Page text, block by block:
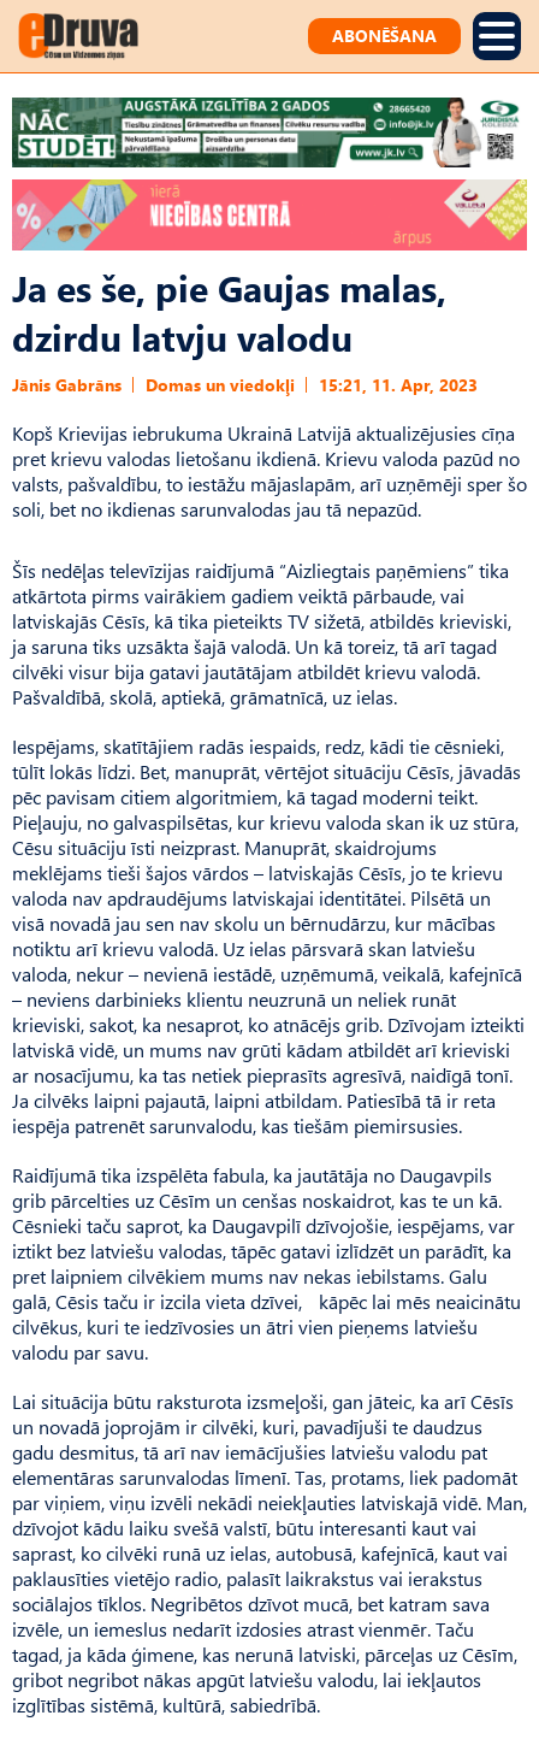
ABONĒŠANA
Ja es še, pie Gaujas malas,
dzirdu latvju valodu
Jānis Gabrāns Domas un viedokļi 15:21, 11. Apr, 2023
Kopš Krievijas iebrukuma Ukrainā Latvijā aktualizējusies cīņa
pret krievu valodas lietošanu ikdienā. Krievu valoda pazūd no
valsts, pašvaldību, to iestāžu mājaslapām, arī uzņēmēji sper šo
soli, bet no ikdienas sarunvalodas jau tā nepazūd.
Šīs nedēļas televīzijas raidījumā “Aizliegtais paņēmiens” tika
atkārtota pirms vairākiem gadiem veiktā pārbaude, vai
latviskajās Cēsīs, kā tika pieteikts TV sižetā, atbildēs krieviski,
ja saruna tiks uzsākta šajā valodā. Un kā toreiz, tā arī tagad
cilvēki visur bija gatavi jautātājam atbildēt krievu valodā.
Pašvaldībā, skolā, aptiekā, grāmatnīcā, uz ielas.
Iespējams, skatītājiem radās iespaids, redz, kādi tie cēsnieki,
tūlīt lokās līdzi. Bet, manuprāt, vērtējot situāciju Cēsīs, jāvadās
pēc pavisam citiem algoritmiem, kā tagad moderni teikt.
Pieļauju, no galvaspilsētas, kur krievu valoda skan ik uz stūra,
Cēsu situ­āciju īsti neizprast. Manuprāt, skaidrojums
meklējams tieši šajos vārdos – latviskajās Cēsīs, jo te krievu
valoda nav apdraudējums latviskajai identitātei. Pilsētā un
visā novadā jau sen nav skolu un bērnudārzu, kur mācības
notiktu arī krievu valodā. Uz ielas pārsvarā skan latviešu
valoda, nekur – nevienā iestādē, uzņēmumā, veikalā, kafejnīcā
– neviens darbinieks klientu neuzrunā un neliek runāt
krieviski, sakot, ka nesaprot, ko atnācējs grib. Dzīvojam izteikti
latviskā vidē, un mums nav grūti kādam atbildēt arī krieviski
ar nosacījumu, ka tas netiek pieprasīts agresīvā, naidīgā tonī.
Ja cilvēks laipni pajautā, laipni atbildam. Patiesībā tā ir reta
iespēja patrenēt sarunvalodu, kas tiešām piemirsusies.
Raidījumā tika izspēlēta fabula, ka jautātāja no Daugavpils
grib pārcelties uz Cēsīm un cenšas noskaidrot, kas te un kā.
Cēsnieki taču saprot, ka Daugavpilī dzīvojošie, iespējams, var
iztikt bez latviešu valodas, tāpēc gatavi izlīdzēt un parādīt, ka
pret laipniem cilvēkiem mums nav nekas iebilstams. Galu
galā, Cēsis taču ir izcila vieta dzīvei, kāpēc lai mēs neaicinātu
cilvēkus, kuri te iedzīvosies un ātri vien pieņems latviešu
valodu par savu.
Lai situācija būtu raksturota izsmeļoši, gan jāteic, ka arī Cēsīs
un novadā joprojām ir cilvēki, kuri, pavadījuši te daudzus
gadu desmitus, tā arī nav iemācījušies latviešu valodu pat
elementāras sarunvalodas līmenī. Tas, protams, liek padomāt
par viņiem, viņu izvēli nekādi neiekļauties latviskajā vidē. Man,
dzīvojot kādu laiku svešā valstī, būtu interesanti kaut vai
saprast, ko cilvēki runā uz ielas, autobusā, kafejnīcā, kaut vai
paklausīties vietējo radio, palasīt laikrakstus vai ierakstus
sociālajos tīklos. Negribētos dzīvot mucā, bet katram sava
izvēle, un iemeslus nedarīt izdosies atrast vienmēr. Taču
tagad, ja kāda ģimene, kas nerunā latviski, pārceļas uz Cēsīm,
gribot negribot nākas apgūt latviešu valodu, lai iekļautos
izglītības sistēmā, kultūrā, sabiedrībā.